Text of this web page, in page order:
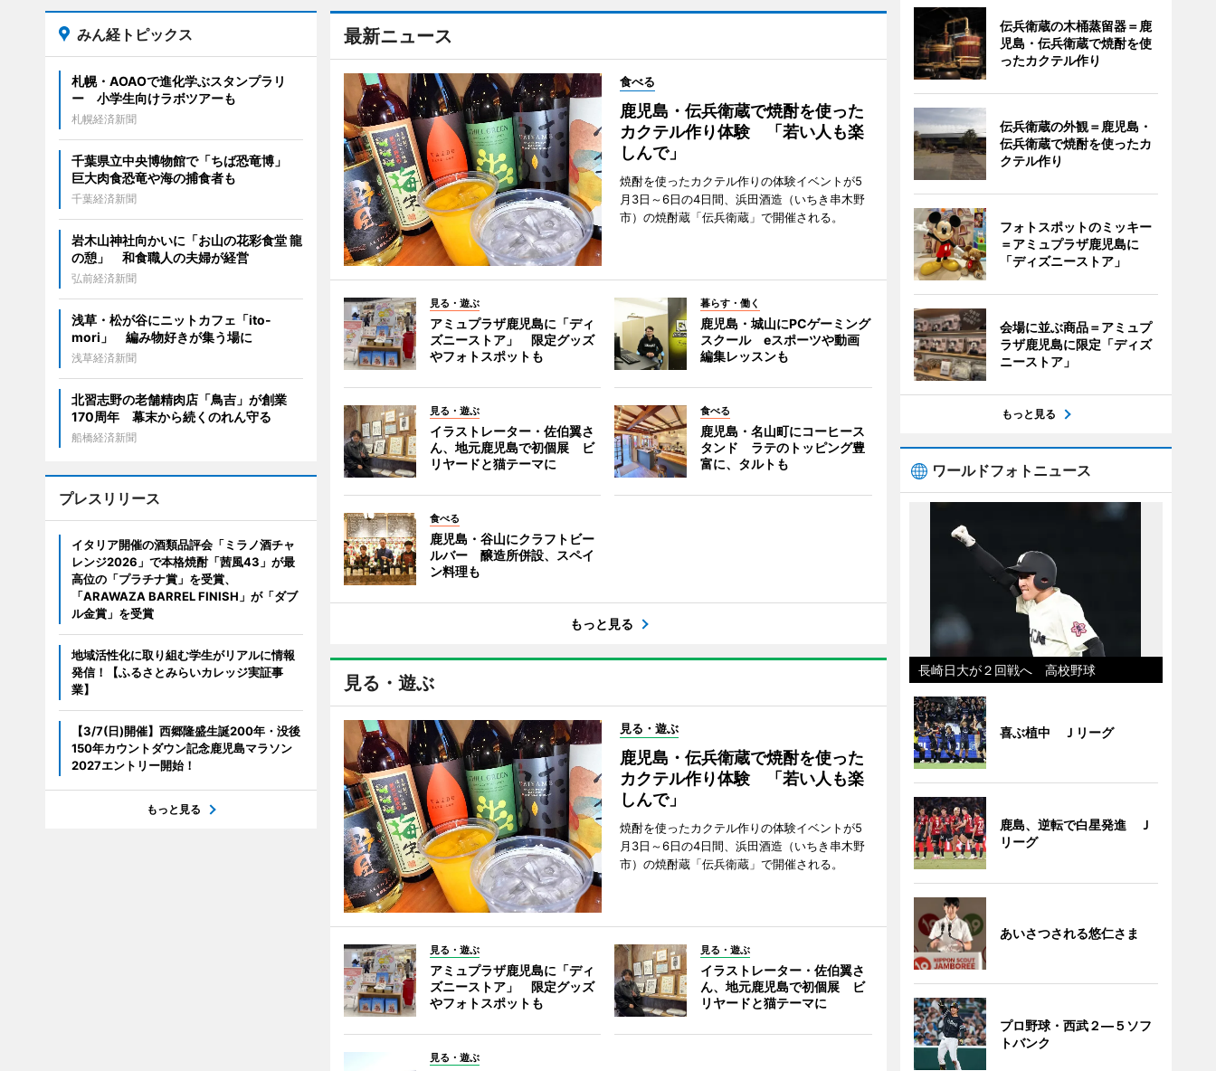
最新ニュース
食べる
鹿児島・伝兵衛蔵で焼酎を使った
カクテル作り体験 「若い人も楽
しんで」
焼酎を使ったカクテル作りの体験イベントが5
月3日～6日の4日間、浜田酒造（いちき串木野
市）の焼酎蔵「伝兵衛蔵」で開催される。
見る・遊ぶ
アミュプラザ鹿児島に「ディ
ズニーストア」 限定グッズ
やフォトスポットも
暮らす・働く
鹿児島・城山にPCゲーミング
スクール eスポーツや動画
編集レッスンも
見る・遊ぶ
イラストレーター・佐伯翼さ
ん、地元鹿児島で初個展 ビ
リヤードと猫テーマに
食べる
鹿児島・名山町にコーヒース
タンド ラテのトッピング豊
富に、タルトも
食べる
鹿児島・谷山にクラフトビー
ルバー 醸造所併設、スペイ
ン料理も
もっと見る
見る・遊ぶ
見る・遊ぶ
鹿児島・伝兵衛蔵で焼酎を使った
カクテル作り体験 「若い人も楽
しんで」
焼酎を使ったカクテル作りの体験イベントが5
月3日～6日の4日間、浜田酒造（いちき串木野
市）の焼酎蔵「伝兵衛蔵」で開催される。
見る・遊ぶ
アミュプラザ鹿児島に「ディ
ズニーストア」 限定グッズ
やフォトスポットも
見る・遊ぶ
イラストレーター・佐伯翼さ
ん、地元鹿児島で初個展 ビ
リヤードと猫テーマに
見る・遊ぶ
みん経トピックス
札幌・AOAOで進化学ぶスタンプラリ
ー 小学生向けラボツアーも
札幌経済新聞
千葉県立中央博物館で「ちば恐竜博」
巨大肉食恐竜や海の捕食者も
千葉経済新聞
岩木山神社向かいに「お山の花彩食堂 龍
の憩」 和食職人の夫婦が経営
弘前経済新聞
浅草・松が谷にニットカフェ「ito-
mori」 編み物好きが集う場に
浅草経済新聞
北習志野の老舗精肉店「鳥吉」が創業
170周年 幕末から続くのれん守る
船橋経済新聞
プレスリリース
イタリア開催の酒類品評会「ミラノ酒チャ
レンジ2026」で本格焼酎「茜風43」が最
高位の「プラチナ賞」を受賞、
「ARAWAZA BARREL FINISH」が「ダブ
ル金賞」を受賞
地域活性化に取り組む学生がリアルに情報
発信！【ふるさとみらいカレッジ実証事
業】
【3/7(日)開催】西郷隆盛生誕200年・没後
150年カウントダウン記念鹿児島マラソン
2027エントリー開始！
もっと見る
伝兵衛蔵の木桶蒸留器＝鹿
児島・伝兵衛蔵で焼酎を使
ったカクテル作り
伝兵衛蔵の外観＝鹿児島・
伝兵衛蔵で焼酎を使ったカ
クテル作り
フォトスポットのミッキー
＝アミュプラザ鹿児島に
「ディズニーストア」
会場に並ぶ商品＝アミュプ
ラザ鹿児島に限定「ディズ
ニーストア」
もっと見る
ワールドフォトニュース
長崎日大が２回戦へ 高校野球
喜ぶ植中 Ｊリーグ
鹿島、逆転で白星発進 Ｊ
リーグ
あいさつされる悠仁さま
プロ野球・西武２―５ソフ
トバンク